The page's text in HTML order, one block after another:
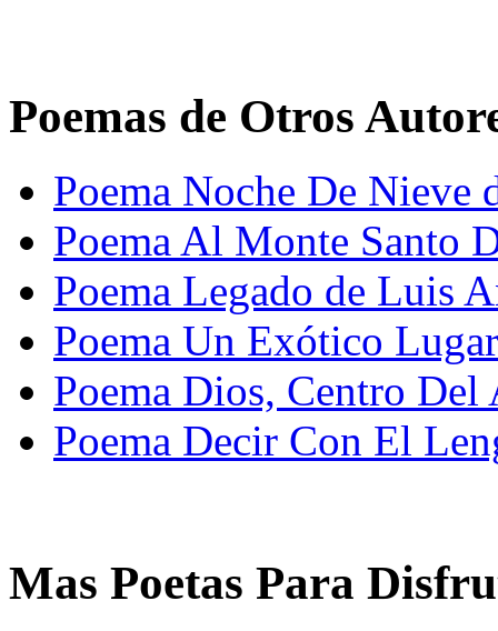
Poemas de Otros
Poema Noche De Nieve
Poema Al Monte Santo
Poema Legado de Luis
Poema Un Exótico
Poema Dios, Centro Del
Poema Decir Con El
Mas Poetas Para